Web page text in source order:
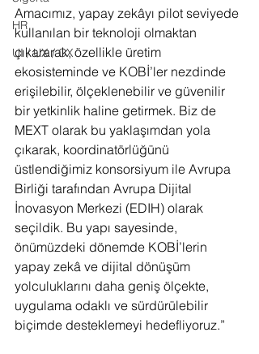
HR
UI / UX / CX
Amacımız, yapay zekâyı pilot seviyede
kullanılan bir teknoloji olmaktan
çıkararak, özellikle üretim
ekosisteminde ve KOBİ’ler nezdinde
erişilebilir, ölçeklenebilir ve güvenilir
bir yetkinlik haline getirmek. Biz de
MEXT olarak bu yaklaşımdan yola
çıkarak, koordinatörlüğünü
üstlendiğimiz konsorsiyum ile Avrupa
Birliği tarafından Avrupa Dijital
İnovasyon Merkezi (EDIH) olarak
seçildik. Bu yapı sayesinde,
önümüzdeki dönemde KOBİ’lerin
yapay zekâ ve dijital dönüşüm
yolculuklarını daha geniş ölçekte,
uygulama odaklı ve sürdürülebilir
biçimde desteklemeyi hedefliyoruz.”